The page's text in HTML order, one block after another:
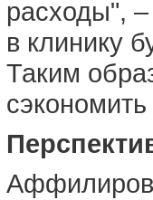
расходы",
в клинику
Таким